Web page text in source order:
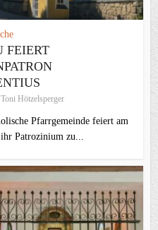
FEIERT
Toni Hötzelsperger
Pfarrgemeinde feiert am
Patrozinium zu...